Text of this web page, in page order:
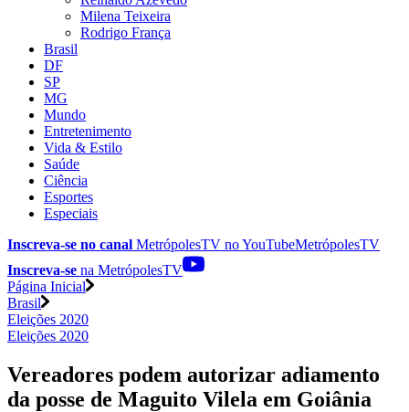
Milena Teixeira
Rodrigo França
Brasil
DF
SP
MG
Mundo
Entretenimento
Vida & Estilo
Saúde
Ciência
Esportes
Especiais
Inscreva-se no canal MetrópolesTV noYouTubeMetrópolesTV
Inscreva-se na MetrópolesTV
Página Inicial
Brasil
Eleições 2020
Eleições 2020
Vereadores podem autorizar adiamento
da posse de Maguito Vilela em Goiânia